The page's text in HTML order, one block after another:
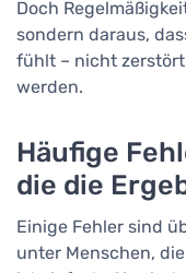
Doch
sondern daraus,
fühlt – nicht
werden.
Häufige
die die
Einige Fehler sind
unter Menschen,